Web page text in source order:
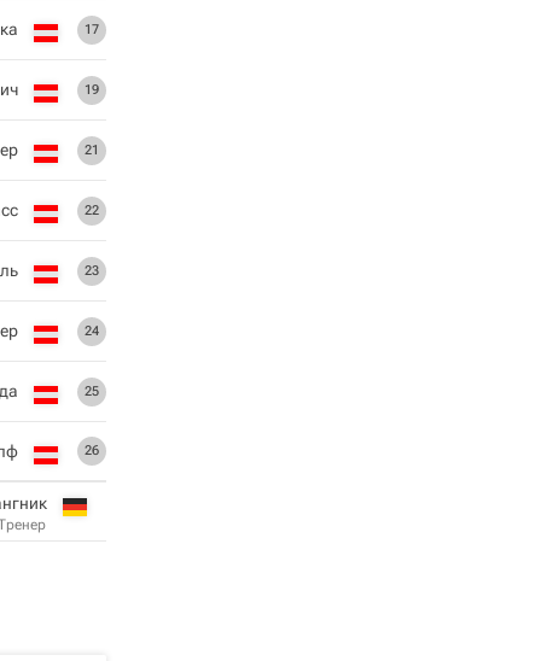
17
19
21
22
23
24
25
26